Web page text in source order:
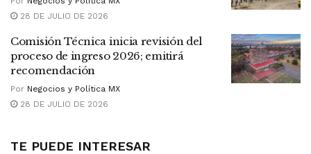
28 DE JULIO DE 2026
Comisión Técnica inicia revisión del
proceso de ingreso 2026; emitirá
recomendación
Por Negocios y Política MX
28 DE JULIO DE 2026
TE PUEDE INTERESAR